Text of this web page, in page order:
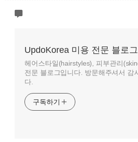
UpdoKorea 미용 전문 블로그
헤어스타일(hairstyles), 피부관리
전문 블로그입니다. 방문해주셔서 감
다.
구독하기